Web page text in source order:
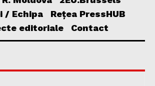
/ Echipa
Rețea PressHUB
editoriale
Contact